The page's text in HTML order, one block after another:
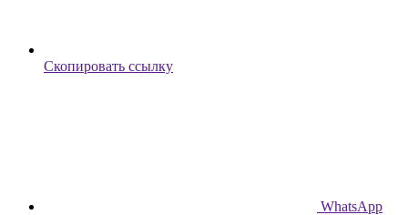
Скопировать ссылку
WhatsApp